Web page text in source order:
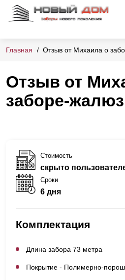
Главная Отзыв от Михаила о
Отзыв от
заборе-
Стоимость
скрыто
Сроки
6 дня
Комплектация
Длина забора 73 метра
Покрытие - Полимерно-